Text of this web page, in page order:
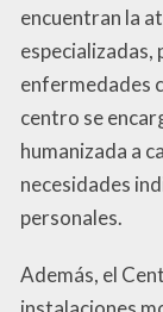
encuentran la
enfermedades
centro se
humanizada a
necesidades
personales.
Además, el